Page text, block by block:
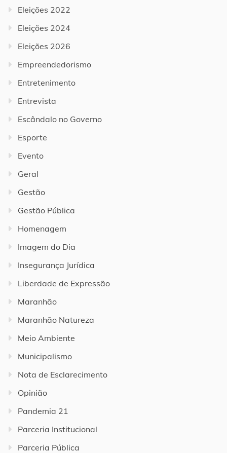
Eleições 2022
Eleições 2024
Eleições 2026
Empreendedorismo
Entretenimento
Entrevista
Escândalo no Governo
Esporte
Evento
Geral
Gestão
Gestão Pública
Homenagem
Imagem do Dia
Insegurança Jurídica
Liberdade de Expressão
Maranhão
Maranhão Natureza
Meio Ambiente
Municipalismo
Nota de Esclarecimento
Opinião
Pandemia 21
Parceria Institucional
Parceria Pública